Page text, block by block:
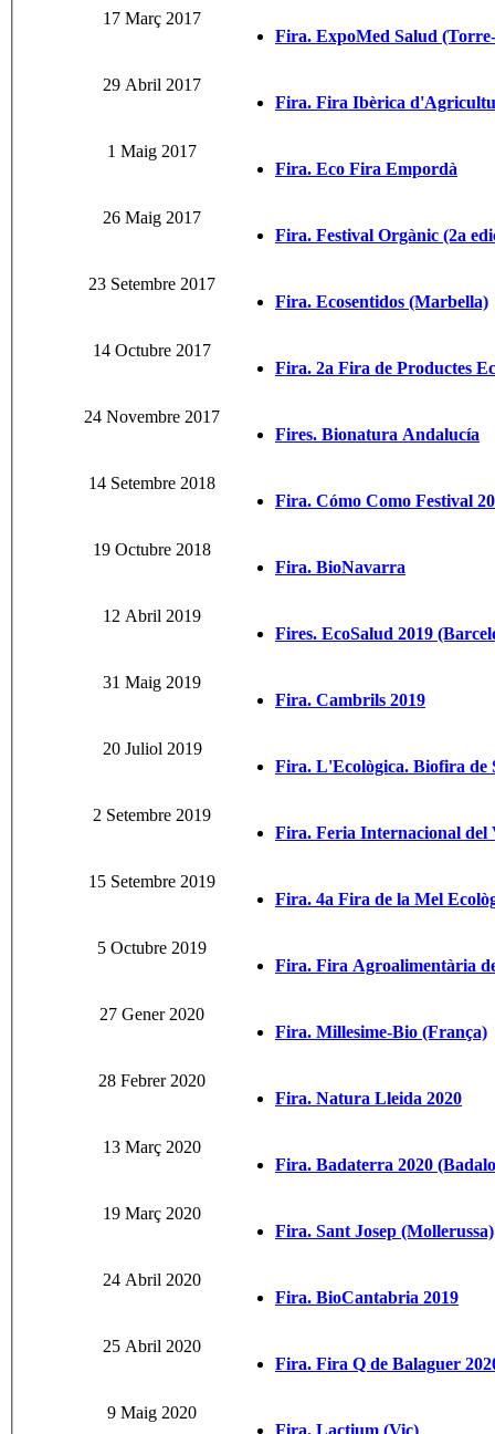
17 Març 2017
Fira. ExpoMed Salud
29 Abril 2017
Fira. Fira Ibèrica
1 Maig 2017
Fira. Eco Fira Empordà
26 Maig 2017
Fira. Festival Orgànic (2a
23 Setembre 2017
Fira. Ecosentidos (Marbella)
14 Octubre 2017
Fira. 2a Fira de Productes
24 Novembre 2017
Fires. Bionatura Andalucía
14 Setembre 2018
Fira. Cómo Como Festival
19 Octubre 2018
Fira. BioNavarra
12 Abril 2019
Fires. EcoSalud 2019
31 Maig 2019
Fira. Cambrils 2019
20 Juliol 2019
Fira. L'Ecològica. Biofira de
2 Setembre 2019
Fira. Feria Internacional del
15 Setembre 2019
Fira. 4a Fira de la Mel
5 Octubre 2019
Fira. Fira Agroalimentària
27 Gener 2020
Fira. Millesime-Bio (França)
28 Febrer 2020
Fira. Natura Lleida 2020
13 Març 2020
Fira. Badaterra 2020
19 Març 2020
Fira. Sant Josep (Mollerussa)
24 Abril 2020
Fira. BioCantabria 2019
25 Abril 2020
Fira. Fira Q de Balaguer
9 Maig 2020
Fira. Lactium (Vic)